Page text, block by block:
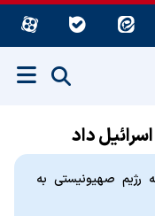
داد
رژیم صهیونیستی به